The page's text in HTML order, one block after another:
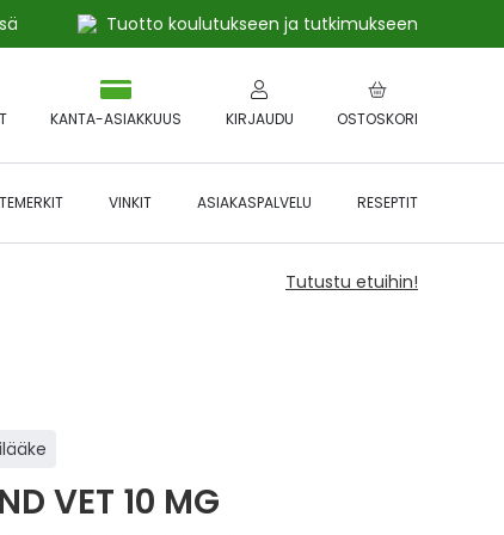
Tuotto koulutukseen ja tutkimukseen
OSTOSKORI
KANTA-ASIAKKUUS KIRJAUDU
VINKIT ASIAKASPALVELU RESEPTIT
Tutustu etuihin!
VET 10 MG